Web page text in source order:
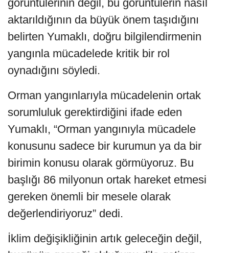
görüntülerinin değil, bu görüntülerin nasıl
aktarıldığının da büyük önem taşıdığını
belirten Yumaklı, doğru bilgilendirmenin
yangınla mücadelede kritik bir rol
oynadığını söyledi.
Orman yangınlarıyla mücadelenin ortak
sorumluluk gerektirdiğini ifade eden
Yumaklı, “Orman yangınıyla mücadele
konusunu sadece bir kurumun ya da bir
birimin konusu olarak görmüyoruz. Bu
başlığı 86 milyonun ortak hareket etmesi
gereken önemli bir mesele olarak
değerlendiriyoruz” dedi.
İklim değişikliğinin artık geleceğin değil,